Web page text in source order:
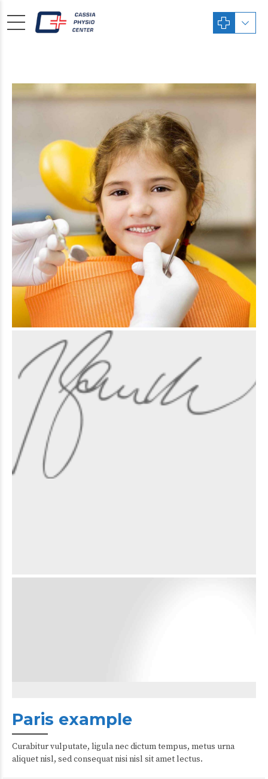
Paris example
Curabitur vulputate, ligula nec dictum tempus, metus urna
aliquet nisl, sed consequat nisi nisl sit amet lectus.